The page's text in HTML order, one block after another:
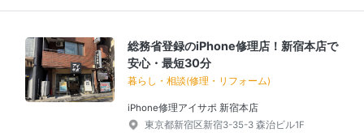
総務省登録のiPhone修理店！新宿本店で
安心・最短30分
暮らし・相談(修理・リフォーム)
iPhone修理アイサポ 新宿本店
東京都新宿区新宿3-35-3 森治ビル1F